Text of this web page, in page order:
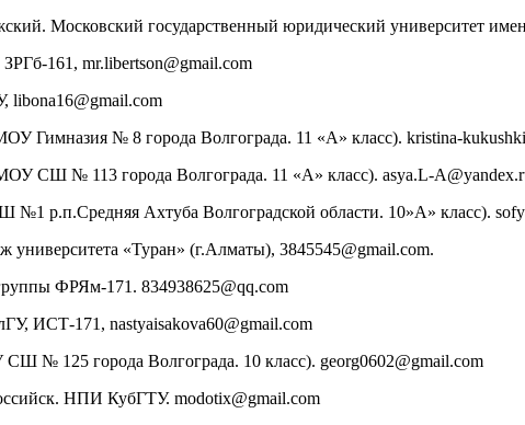
Московский государственный юридический университет
161, mr.libertson@gmail.com
libona16@gmail.com
Гимназия № 8 города Волгограда. 11 «А» класс). kristina-
СШ № 113 города Волгограда. 11 «А» класс). asya.L-
р.п.Средняя Ахтуба Волгоградской области. 10»А» класс).
университета «Туран» (г.Алматы), 3845545@gmail.com.
ФРЯм-171. 834938625@qq.com
ИСТ-171, nastyaisakova60@gmail.com
№ 125 города Волгограда. 10 класс). georg0602@gmail.com
НПИ КубГТУ. modotix@gmail.com